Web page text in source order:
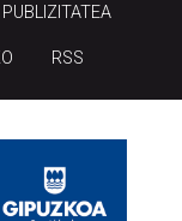
PUBLIZITATEA
RSS